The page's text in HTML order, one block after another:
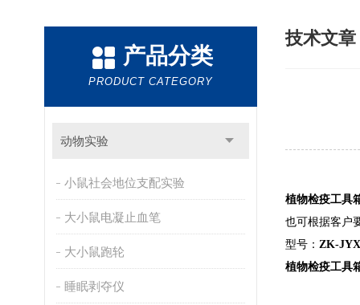
产品分类
PRODUCT CATEGORY
动物实验
小鼠社会地位支配实验
大小鼠电凝止血笔
大小鼠跑轮
睡眠剥夺仪
技术文章
植物检疫工具
也可根据客户
型号： ZK-
植物检疫工具